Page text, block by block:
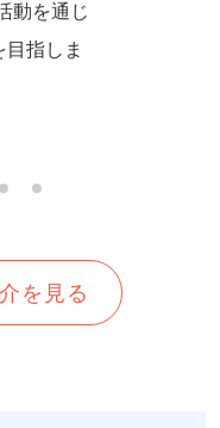
動を通じ
指しま
を見る